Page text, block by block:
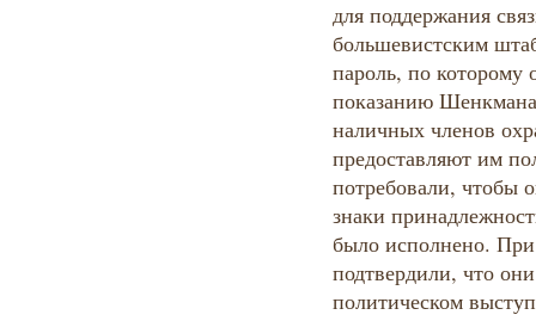
для поддержания
большевистским
пароль, по
показанию
наличных членов
предоставляют им
потребовали, чтобы
знаки
было исполнено.
подтвердили, что
политическом